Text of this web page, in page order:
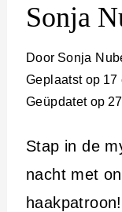
Sonja
Door Sonja
Geplaatst op 17
Geüpdatet op
Stap in de
nacht met